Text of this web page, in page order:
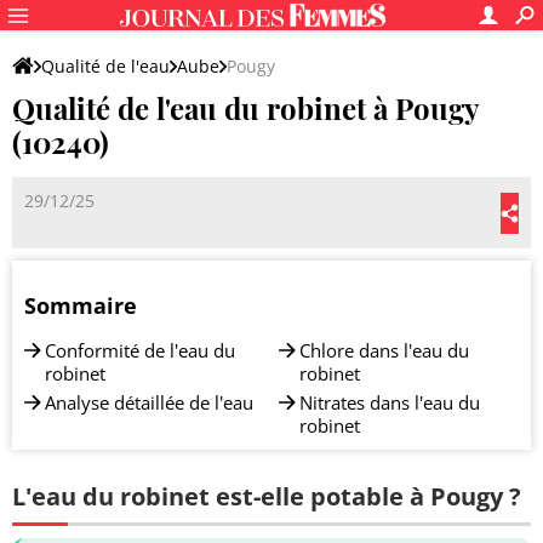
Qualité de l'eau Aube Pougy
Qualité de l'eau du robinet à Pougy
(10240)
29/12/25
Sommaire
Conformité de l'eau du
robinet
Analyse détaillée de l'eau
Chlore dans l'eau du
robinet
Nitrates dans l'eau du
robinet
L'eau du robinet est-elle potable à Pougy ?